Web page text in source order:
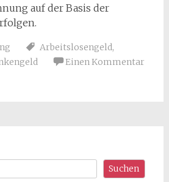
auf der Basis der
Arbeitslosengeld,
Einen Kommentar
Suchen